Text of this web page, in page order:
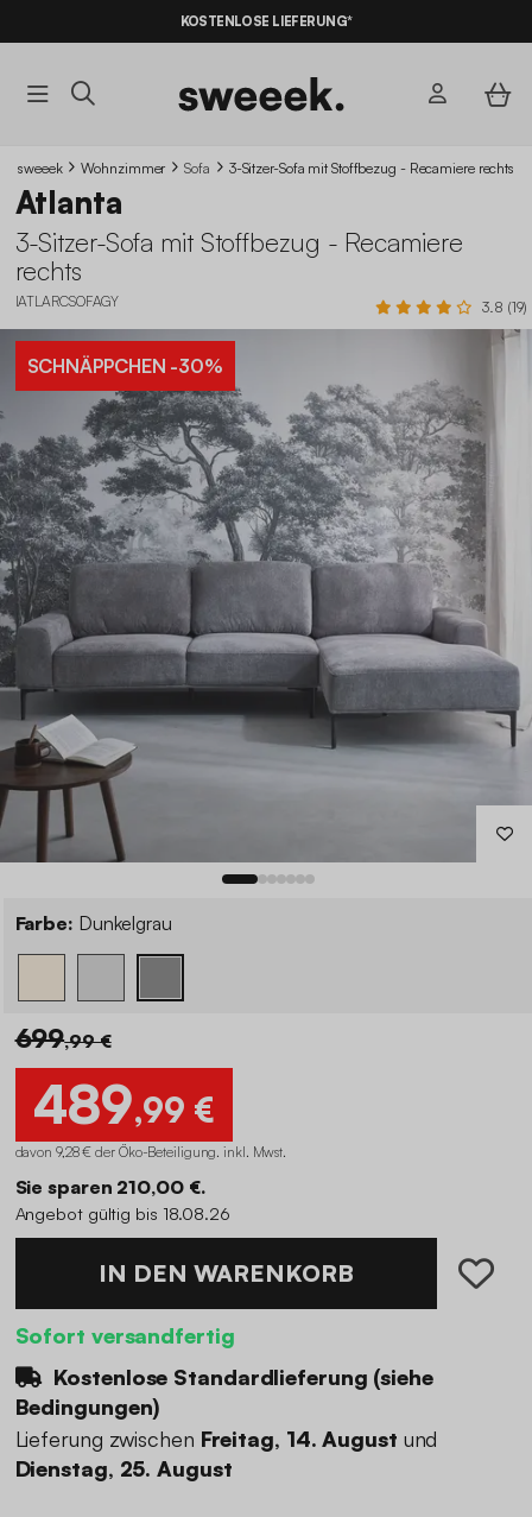
AUF DER SCHNÄPPCHEN* MIT DEM CODE
KOSTENLOSE LIEFERUNG*
sweeek Wohnzimmer Sofa 3-Sitzer-Sofa mit Stoffbezug - Recamiere rechts
Atlanta
3-Sitzer-Sofa mit Stoffbezug - Recamiere
rechts
IATLARCSOFAGY 3.8 (19)
SCHNÄPPCHEN -30%
Farbe: Dunkelgrau
699,99 €
489,99 €
davon 9,28 € der Öko-Beteiligung. inkl. Mwst.
Sie sparen 210,00 €.
Angebot gültig bis 18.08.26
IN DEN WARENKORB
Sofort versandfertig
Kostenlose Standardlieferung (siehe
Bedingungen)
Lieferung zwischen Freitag, 14. August und
Dienstag, 25. August